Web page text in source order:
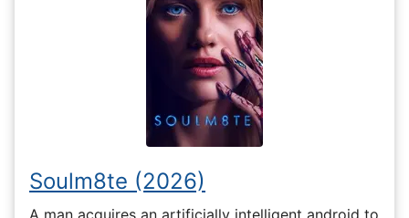
Soulm8te (2026)
A man acquires an artificially intelligent android to